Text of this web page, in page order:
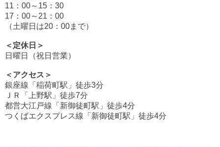
11：00～15：30
17：00～21：00
（土曜日は20：00まで）
＜定休日＞
日曜日（祝日営業）
＜アクセス＞
銀座線「稲荷町駅」徒歩3分
ＪＲ「
上野駅」徒歩7分
都営大江戸線「新御徒町駅」徒歩4分
つくばエクスプレス線「新御徒町駅」徒歩4分